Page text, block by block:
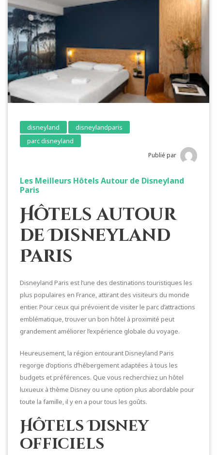
disneyland
disneylandparis
parc disneyland
Publié par
Les Meilleurs Hôtels Autour de Disneyland
Paris
Hôtels autour
de Disneyland
Paris
Disneyland Paris est l’une des destinations touristiques les
plus populaires en France, attirant des visiteurs du monde
entier. Pour ceux qui prévoient de visiter le parc d’attractions
emblématique, trouver un bon hôtel à proximité peut
grandement améliorer l’expérience globale du voyage.
Heureusement, la région entourant Disneyland Paris
regorge d’options d’hébergement adaptées à tous les
budgets et préférences. Que vous recherchiez un hôtel
luxueux à thème Disney ou une option plus abordable pour
toute la famille, il y en a pour tous les goûts.
Hôtels Disney
officiels